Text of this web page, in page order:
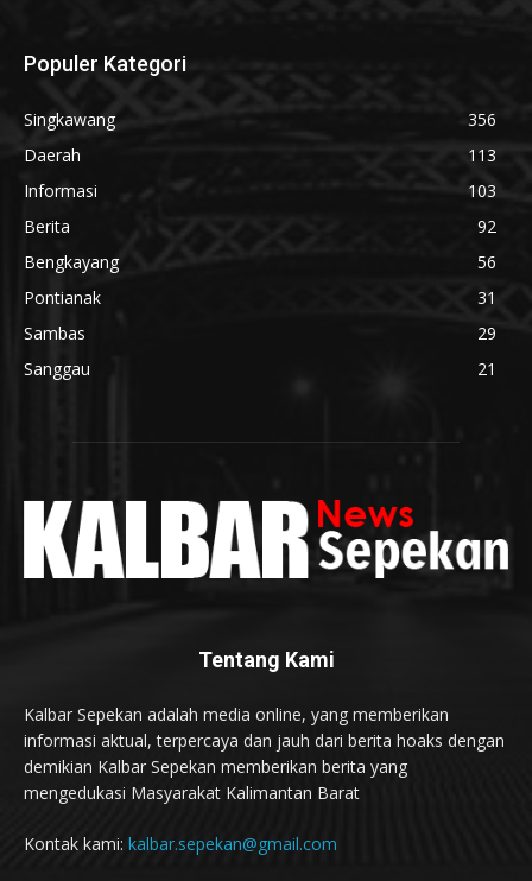
Populer Kategori
Singkawang
356
Daerah
113
Informasi
103
Berita
92
Bengkayang
56
Pontianak
31
Sambas
29
Sanggau
21
Tentang Kami
Kalbar Sepekan adalah media online, yang memberikan
informasi aktual, terpercaya dan jauh dari berita hoaks dengan
demikian Kalbar Sepekan memberikan berita yang
mengedukasi Masyarakat Kalimantan Barat
Kontak kami: kalbar.sepekan@gmail.com